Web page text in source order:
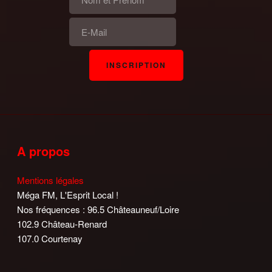
A propos
Mentions légales
Méga FM, L'Esprit Local !
Nos fréquences : 96.5 Châteauneuf/Loire
102.9 Château-Renard
107.0 Courtenay